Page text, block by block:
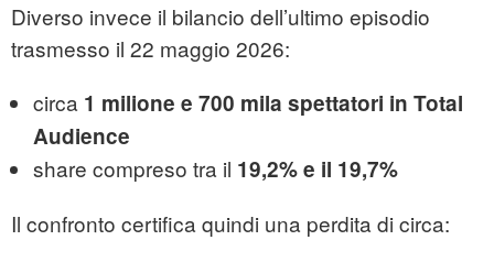
Diverso invece il bilancio dell’ultimo episodio
trasmesso il 22 maggio 2026:
circa 1 milione e 700 mila spettatori in Total
Audience
share compreso tra il 19,2% e il 19,7%
Il confronto certifica quindi una perdita di circa: